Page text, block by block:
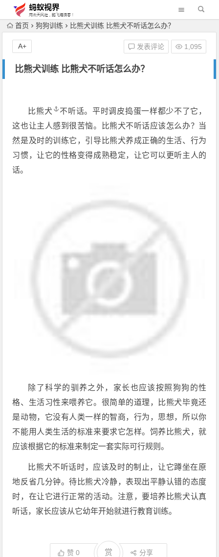
首页 狗狗训练 比熊犬训练 比熊犬不听话怎么办？
比熊犬训练 比熊犬不听话怎么办？
发表评论 1,095
A+
比熊犬
不听话。平时调皮捣蛋一样都少不了它，
这也让主人感到很苦恼。比熊犬不听话应该怎么办？当
然是及时的训练它，引导比熊犬养成正确的生活、行为
习惯，让它的性格变得成熟稳定，让它可以更听主人的
话。
除了科学的驯养之外，家长也应该按照狗狗的性
格、生活习性来喂养它。很简单的道理，比熊犬毕竟还
是动物，它没有人类一样的智商，行为，思想，所以你
不能用人类生活的标准来要求它怎样。饲养比熊犬，就
应该根据它的标准来制定一套实际可行规则。
比熊犬不听话时，应该及时的制止，让它蹲坐在原
地反省几分钟。待比熊犬冷静，表现出平静认错的态度
时，在让它进行正常的活动。注意，要培养比熊犬认真
听话，家长应该从它幼年开始就进行教育训练。
赞0 赏 分享